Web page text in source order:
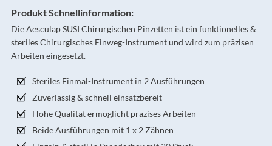
Produkt Schnellinformation:
Die Aesculap SUSI Chirurgischen Pinzetten ist ein funktionelles &
steriles Chirurgisches Einweg-Instrument und wird zum präzisen
Arbeiten eingesetzt.
Steriles Einmal-Instrument in 2 Ausführungen
Zuverlässig & schnell einsatzbereit
Hohe Qualität ermöglicht präzises Arbeiten
Beide Ausführungen mit 1 x 2 Zähnen